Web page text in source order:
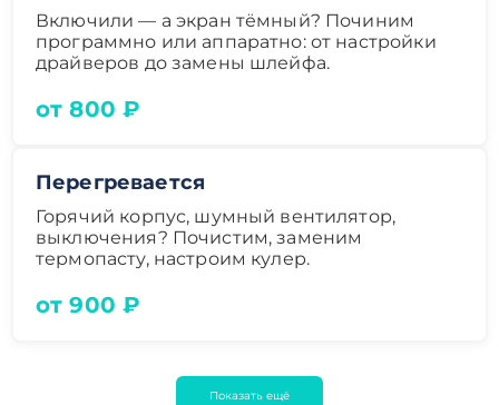
Включили — а экран тёмный? Починим
программно или аппаратно: от настройки
драйверов до замены шлейфа.
от 800 ₽
Перегревается
Горячий корпус, шумный вентилятор,
выключения? Почистим, заменим
термопасту, настроим кулер.
от 900 ₽
Показать ещё